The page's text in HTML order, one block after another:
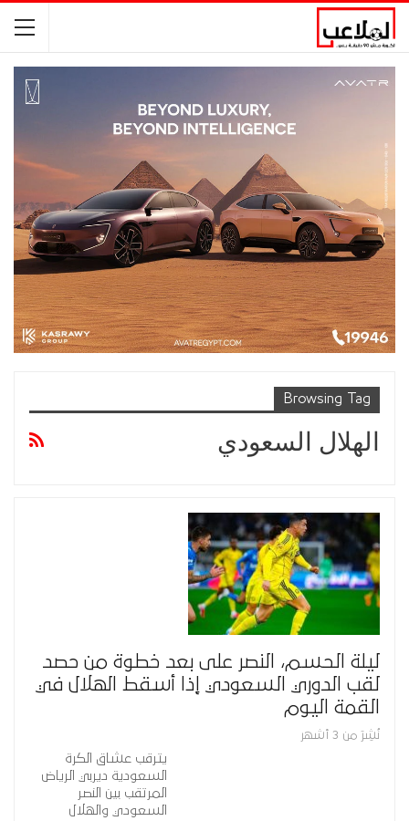
Browsing Tag
الهلال السعودي
ليلة الحسم، النصر على بعد خطوة من حصد
لقب الدوري السعودي إذا أسقط الهلال في
القمة اليوم
نُشِرَ من 3 أشهر
يترقب عشاق الكرة
السعودية ديربي الرياض
المرتقب بين النصر
السعودي والهلال